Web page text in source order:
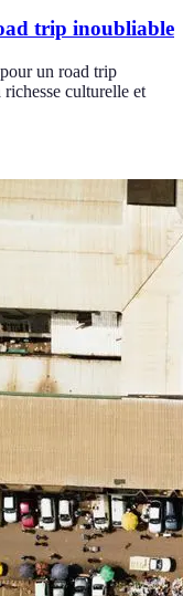
trip inoubliable
un road trip
culturelle et